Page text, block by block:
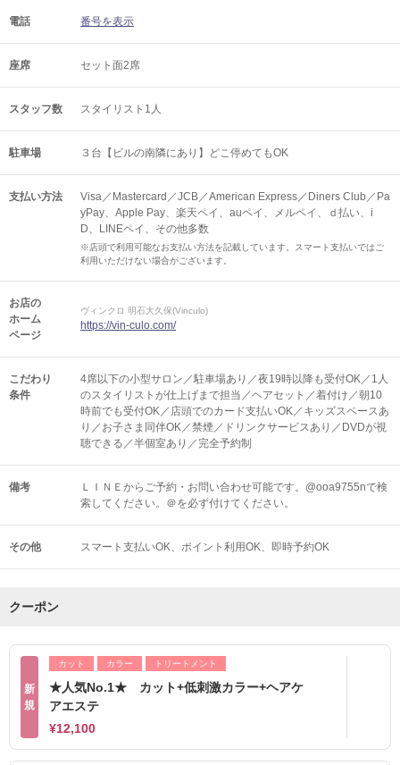
電話 番号を表示
座席 セット面2席
スタッフ数 スタイリスト1人
駐車場 ３台【ビルの南隣にあり】どこ停めてもOK
支払い方法
Visa／Mastercard／JCB／American Express／Diners Club／Pa
yPay、Apple Pay、楽天ペイ、auペイ、メルペイ、ｄ払い、i
D、LINEペイ、その他多数
※店頭で利用可能なお支払い方法を記載しています。スマート支払いではご
利用いただけない場合がございます。
お店の
ホーム
ページ
ヴィンクロ 明石大久保(Vinculo)
https://vin-culo.com/
こだわり
条件
4席以下の小型サロン／駐車場あり／夜19時以降も受付OK／1人
のスタイリストが仕上げまで担当／ヘアセット／着付け／朝10
時前でも受付OK／店頭でのカード支払いOK／キッズスペースあ
り／お子さま同伴OK／禁煙／ドリンクサービスあり／DVDが視
聴できる／半個室あり／完全予約制
備考
ＬＩＮＥからご予約・お問い合わせ可能です。@ooa9755nで検
索してください。＠を必ず付けてください。
その他 スマート支払いOK ポイント利用OK 即時予約OK
クーポン
新
規
カット カラー トリートメント
★人気No.1★ カット+低刺激カラー+ヘアケ
アエステ
¥12,100